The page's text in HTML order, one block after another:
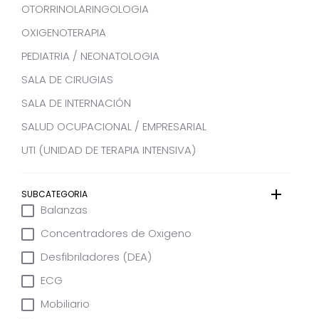
OTORRINOLARINGOLOGIA
OXIGENOTERAPIA
PEDIATRIA / NEONATOLOGIA
SALA DE CIRUGIAS
SALA DE INTERNACIÓN
SALUD OCUPACIONAL / EMPRESARIAL
UTI (UNIDAD DE TERAPIA INTENSIVA)
SUBCATEGORIA
Balanzas
Concentradores de Oxigeno
Desfibriladores (DEA)
ECG
Mobiliario